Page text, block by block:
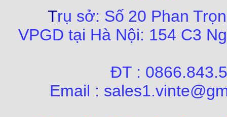
Trụ sở: Số 20 Phan
VPGD tại Hà Nội: 154 C3
ĐT :
Email :